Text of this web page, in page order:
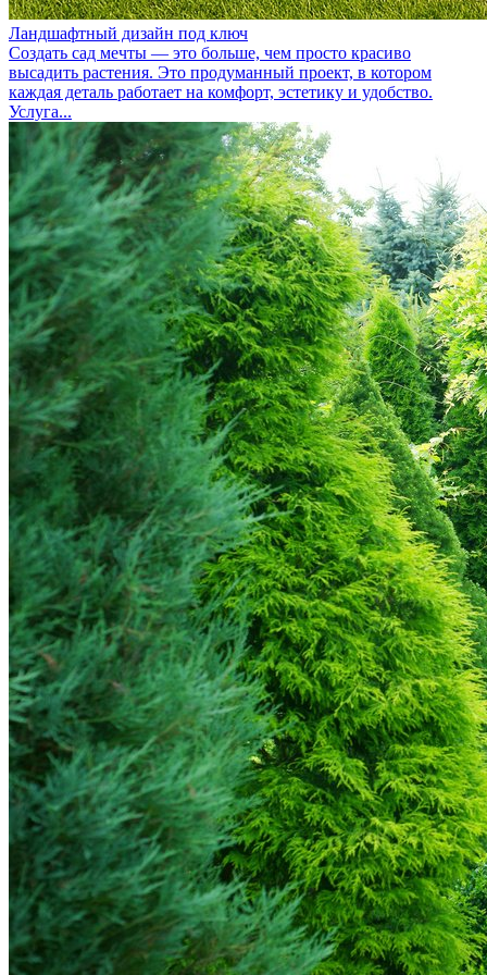
Ландшафтный дизайн под ключ
Создать сад мечты — это больше, чем просто красиво
высадить растения. Это продуманный проект, в котором
каждая деталь работает на комфорт, эстетику и удобство.
Услуга...